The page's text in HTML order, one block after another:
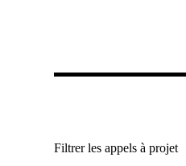
Filtrer les appels à projet